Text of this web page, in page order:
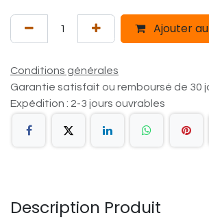
Ajouter
Conditions générales
Garantie satisfait ou remboursé de 30
Expédition : 2-3 jours ouvrables
Description Produit